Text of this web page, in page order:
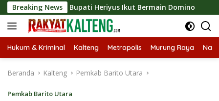
Langsung
ke
konten
Breaking News
2026, Bupati Heriyus Ikut Bermain Domino Tekan
Hukum & Kriminal Kalteng Metropolis Murung Raya
Beranda Kalteng Pemkab Barito Utara
Pemkab Barito Utara